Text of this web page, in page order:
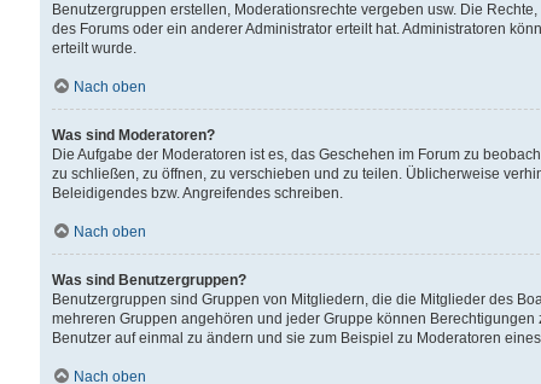
Benutzergruppen erstellen, Moderationsrechte vergeben usw. Die
des Forums oder ein anderer Administrator erteilt hat. Administratoren
erteilt wurde.
Nach oben
Was sind Moderatoren?
Die Aufgabe der Moderatoren ist es, das Geschehen im Forum zu
zu schließen, zu öffnen, zu verschieben und zu teilen. Üblicherweise
Beleidigendes bzw. Angreifendes schreiben.
Nach oben
Was sind Benutzergruppen?
Benutzergruppen sind Gruppen von Mitgliedern, die die Mitglieder des
mehreren Gruppen angehören und jeder Gruppe können
Benutzer auf einmal zu ändern und sie zum Beispiel zu Moderatoren
Nach oben